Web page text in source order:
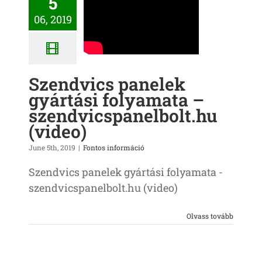
06, 2019
Szendvics panelek
gyártási folyamata –
szendvicspanelbolt.hu
(video)
June 5th, 2019 | Fontos információ
Szendvics panelek gyártási folyamata -
szendvicspanelbolt.hu (video)
Olvass tovább